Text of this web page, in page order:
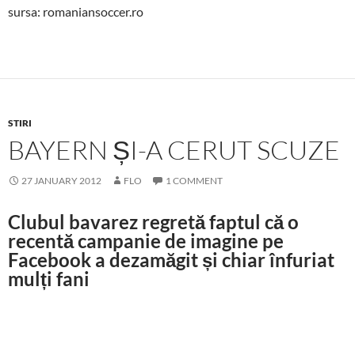
sursa: romaniansoccer.ro
STIRI
BAYERN ȘI-A CERUT SCUZE
27 JANUARY 2012 FLO 1 COMMENT
Clubul bavarez regretă faptul că o
recentă campanie de imagine pe
Facebook a dezamăgit și chiar înfuriat
mulți fani